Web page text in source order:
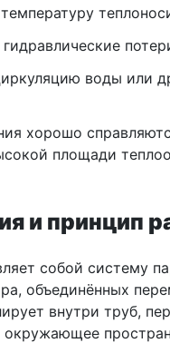
воды или
хорошо
площади
и принцип
собой систему
объединённых
внутри труб,
окружающее